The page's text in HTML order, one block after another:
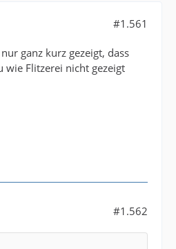
#1.561
ganz kurz gezeigt, dass
wie Flitzerei nicht gezeigt
#1.562